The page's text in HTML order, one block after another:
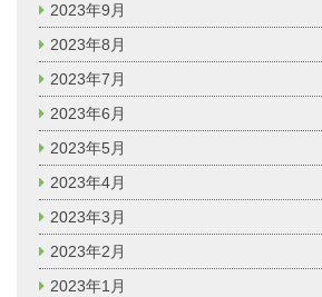
2023年9月
2023年8月
2023年7月
2023年6月
2023年5月
2023年4月
2023年3月
2023年2月
2023年1月